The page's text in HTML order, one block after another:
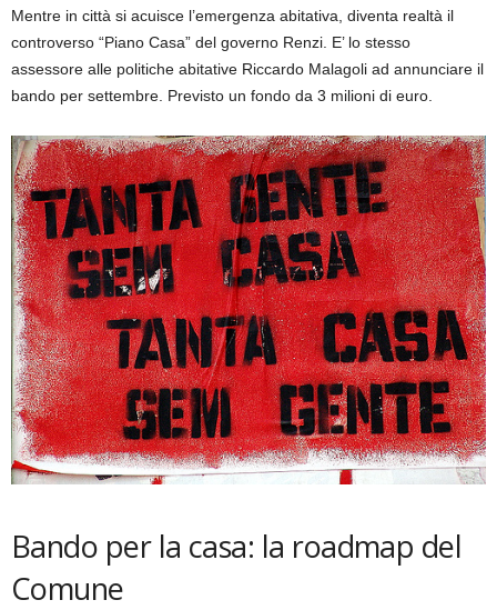
Mentre in città si acuisce l’emergenza abitativa, diventa realtà il
controverso “Piano Casa” del governo Renzi. E’ lo stesso
assessore alle politiche abitative Riccardo Malagoli ad annunciare il
bando per settembre. Previsto un fondo da 3 milioni di euro.
Bando per la casa: la roadmap del
Comune